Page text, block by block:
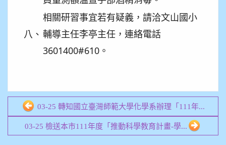
八、
相關研習事宜若有疑義，請洽文山國小
輔導主任李亭主任，連絡電話
3601400#610。
03-25 轉知國立臺灣師範大學化學系辦理「111年...
03-25 檢送本市111年度「推動科學教育計畫-學...